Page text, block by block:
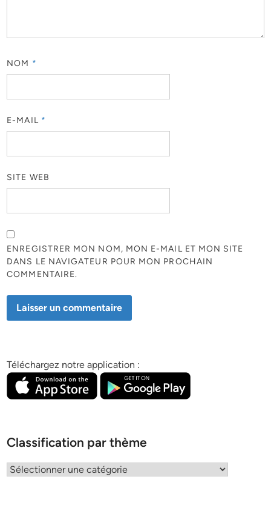
NOM *
E-MAIL *
SITE WEB
ENREGISTRER MON NOM, MON E-MAIL ET MON SITE
DANS LE NAVIGATEUR POUR MON PROCHAIN
COMMENTAIRE.
Téléchargez notre application :
Classification par thème
Classification